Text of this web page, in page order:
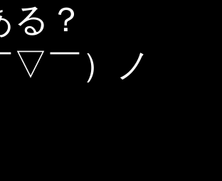
る？
▽￣）ノ